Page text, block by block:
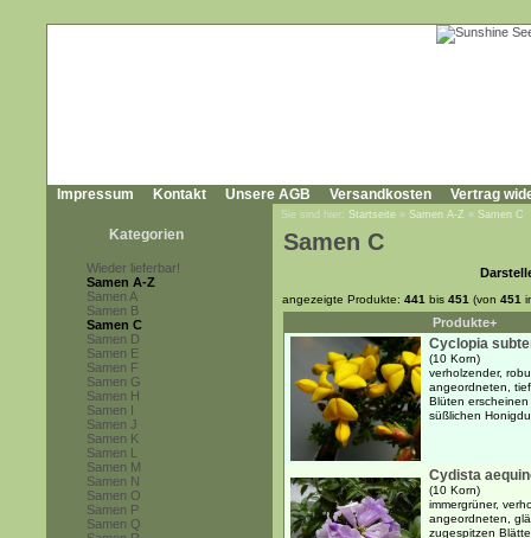
Impressum Kontakt Unsere AGB Versandkosten Vertrag
Kategorien
Wieder lieferbar!
Samen A-Z
Samen A
Samen B
Samen C
Samen D
Samen E
Samen F
Samen G
Samen H
Samen I
Samen J
Samen K
Samen L
Samen M
Samen N
Samen O
Samen P
Samen Q
Sie sind hier: Startseite » Samen A-Z » Samen C
Samen C
angezeigte Produkte: 441 bis 451 (von 451
Produkte+
Cyclopia
(10 Korn)
verholzender,
angeordneten,
Blüten
süßlichen
Cydista
(10 Korn)
immergrüner,
angeordneten,
zugespitzen